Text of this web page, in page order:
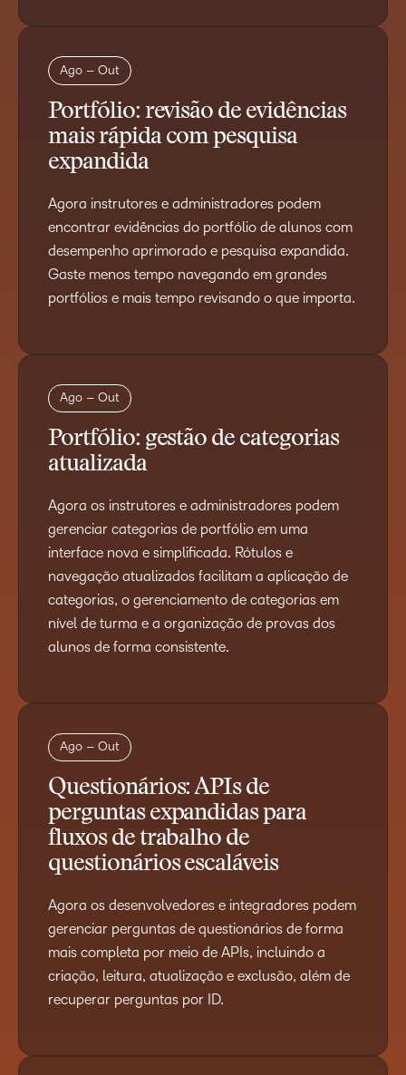
Ago – Out
Portfólio: revisão de evidências
mais rápida com pesquisa
expandida
Agora instrutores e administradores podem
encontrar evidências do portfólio de alunos com
desempenho aprimorado e pesquisa expandida.
Gaste menos tempo navegando em grandes
portfólios e mais tempo revisando o que importa.
Ago – Out
Portfólio: gestão de categorias
atualizada
Agora os instrutores e administradores podem
gerenciar categorias de portfólio em uma
interface nova e simplificada. Rótulos e
navegação atualizados facilitam a aplicação de
categorias, o gerenciamento de categorias em
nível de turma e a organização de provas dos
alunos de forma consistente.
Ago – Out
Questionários: APIs de
perguntas expandidas para
fluxos de trabalho de
questionários escaláveis
Agora os desenvolvedores e integradores podem
gerenciar perguntas de questionários de forma
mais completa por meio de APIs, incluindo a
criação, leitura, atualização e exclusão, além de
recuperar perguntas por ID.